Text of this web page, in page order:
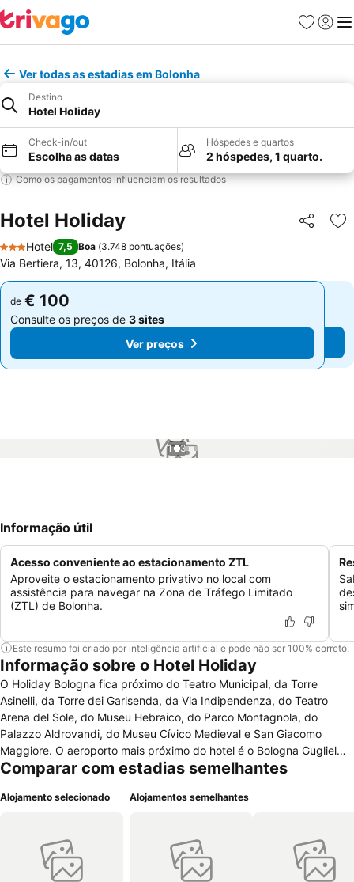
Favoritos
Iniciar
Ver todas as estadias em Bolonha
Destino
Hotel Holiday
Check-in/out
Escolha as datas
Hóspedes e quartos
2 hóspedes, 1 quarto.
Como os pagamentos influenciam os resultados
Hotel Holiday Partilhar
3 Estrelas
Hotel 7,5 Boa (3.748 pontuações)
Via Bertiera, 13, 40126, Bolonha, Itália
de € 100
Consulte os preços de 3 sites
Ver preços
de € 100
Consulte os preços de 3 sites
Ver preços
1 / 3
Informação útil
Acesso conveniente ao estacionamento ZTL
Aproveite o estacionamento privativo no local com
assistência para navegar na Zona de Tráfego Limitado
(ZTL) de Bolonha.
Este resumo foi criado por inteligência artificial e pode não ser 100% correto.
Informação sobre o Hotel Holiday
O Holiday Bologna fica próximo do Teatro Municipal, da Torre
Asinelli, da Torre dei Garisenda, da Via Indipendenza, do Teatro
Arena del Sole, do Museu Hebraico, do Parco Montagnola, do
Palazzo Aldrovandi, do Museu Cívico Medieval e San Giacomo
Maggiore. O aeroporto mais próximo do hotel é o Bologna Guglielmo
Marconi Airport (BLQ). O hotel oferece aos clientes café da manhã
lavanderia, equipe multilíngue e serviço de quarto (horários
condicionado, ferro de passar roupa (quando solicitado), minibar e
telefone. Os quartos também possuem utensílios de toalete de
Comparar com estadias semelhantes
Alojamento selecionado Alojamentos semelhantes